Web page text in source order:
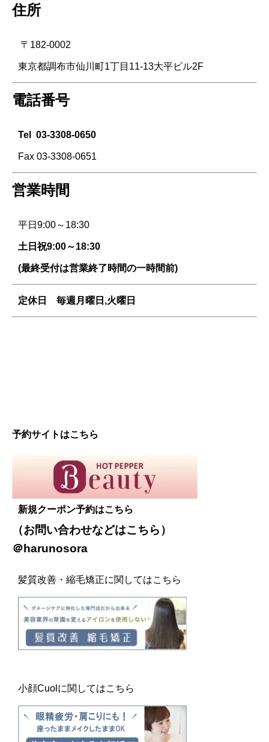
住所
〒182-0002
東京都調布市仙川町1丁目11-13大平ビル2F
電話番号
Tel 03-3308-0650
Fax 03-3308-0651
営業時間
平日9:00～18:30
土日祝9:00～18:30
(最終受付は営業終了時間の一時間前)
定休日 毎週 月曜日,火曜日
予約サイトはこちら
新規クーポン予約はこちら
（お問い合わせなどはこちら ）
＠harunosora
髪質改善・縮毛矯正に関してはこちら
小顔Cuolに関してはこちら